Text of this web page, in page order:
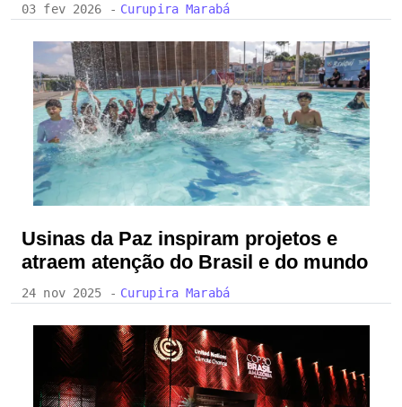
03 fev 2026 - Curupira Marabá
Usinas da Paz inspiram projetos e
atraem atenção do Brasil e do mundo
24 nov 2025 - Curupira Marabá